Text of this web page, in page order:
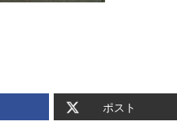
ポスト